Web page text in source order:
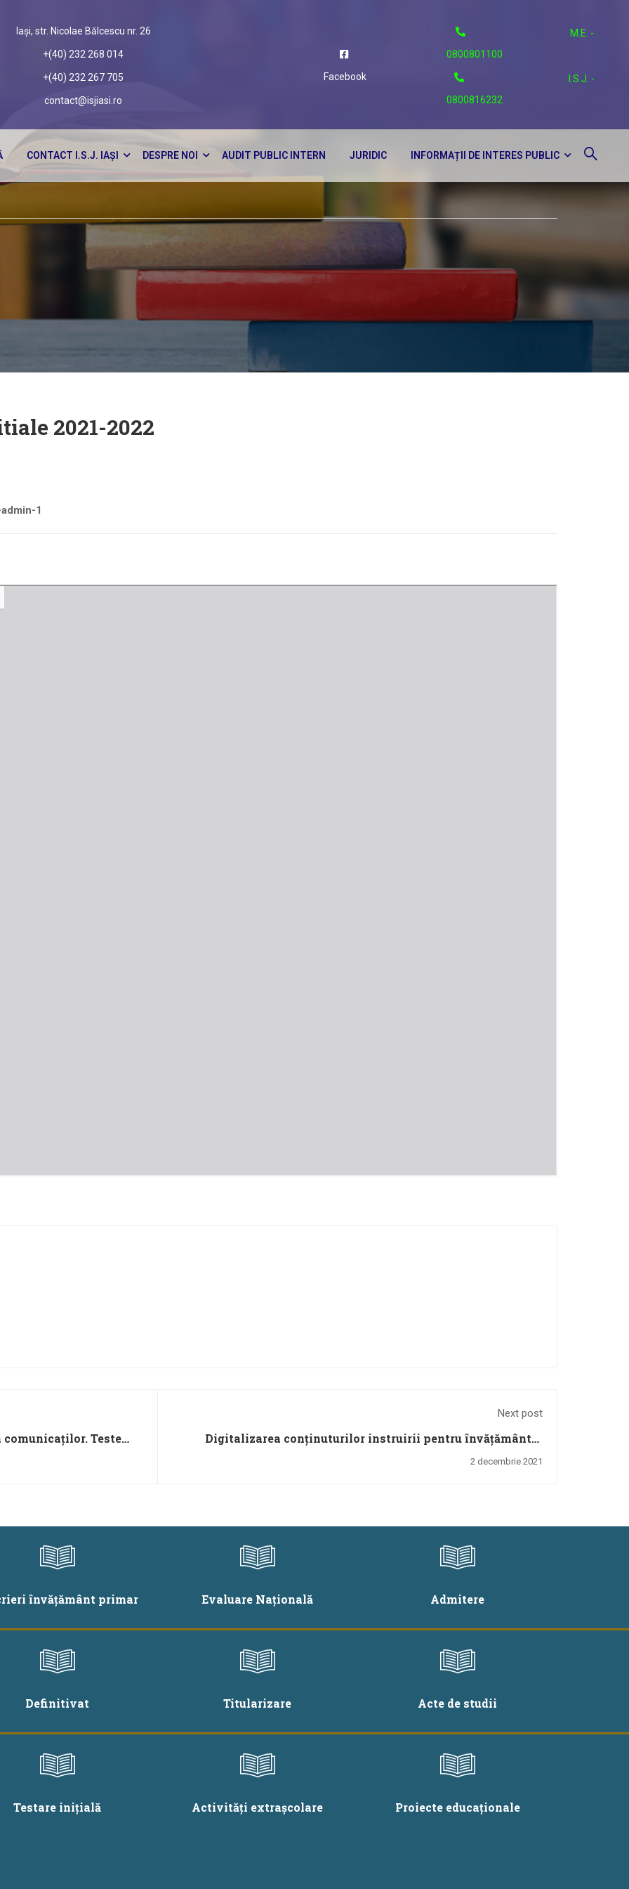
Iași, str. Nicolae Bălcescu nr. 26
+(40) 232 268 014
+(40) 232 267 705
contact@isjiasi.ro
Facebook
M.E. -
0800801100
I.S.J. -
0800816232
CONTACT I.S.J. IAȘI DESPRE NOI AUDIT PUBLIC INTERN JURIDIC INFORMAȚII DE INTERES PUBLIC
2021-2022
1
Teste
Next post
Digitalizarea conținuturilor instruirii pentru învățământul
gimnazial - Digitools 29-30 noiembrie 2021
2 decembrie 2021
învățământ primar Evaluare Națională Admitere
Definitivat Titularizare Acte de studii
Testare inițială Activități extrașcolare Proiecte educaționale